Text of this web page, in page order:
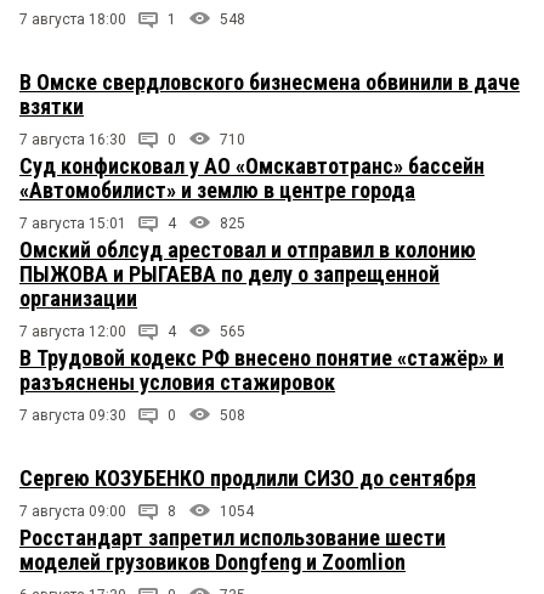
7 августа 18:00 1 548
В Омске свердловского бизнесмена обвинили в даче
взятки
7 августа 16:30 0 710
Суд конфисковал у АО «Омскавтотранс» бассейн
«Автомобилист» и землю в центре города
7 августа 15:01 4 825
Омский облсуд арестовал и отправил в колонию
ПЫЖОВА и РЫГАЕВА по делу о запрещенной
организации
7 августа 12:00 4 565
В Трудовой кодекс РФ внесено понятие «стажёр» и
разъяснены условия стажировок
7 августа 09:30 0 508
Сергею КОЗУБЕНКО продлили СИЗО до сентября
7 августа 09:00 8 1054
Росстандарт запретил использование шести
моделей грузовиков Dongfeng и Zoomlion